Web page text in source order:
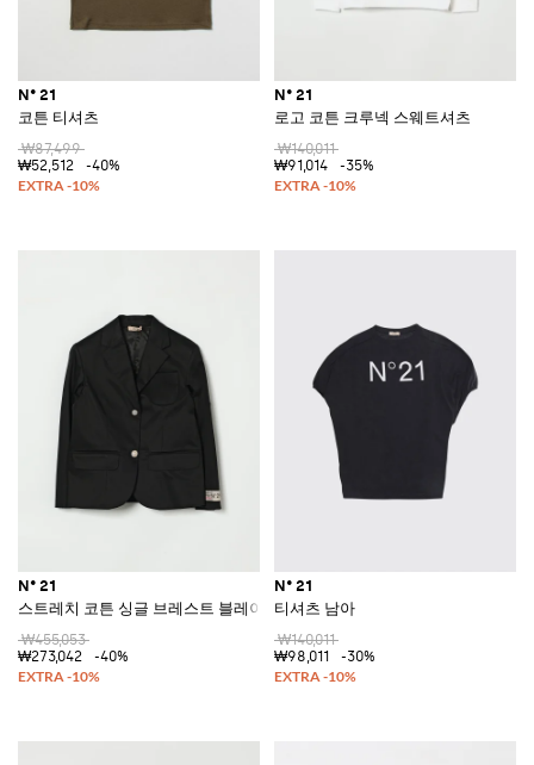
N° 21
코튼 티셔츠
₩87,499
₩52,512
-40%
N° 21
로고 코튼 크루넥 스웨트셔츠
₩140,011
₩91,014
-35%
N° 21
스트레치 코튼 싱글 브레스트 블레이저
₩455,053
₩273,042
-40%
N° 21
티셔츠 남아
₩140,011
₩98,011
-30%